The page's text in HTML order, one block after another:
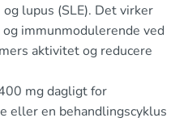
lupus (SLE). Det virker
immunmodulerende ved
aktivitet og reducere
mg dagligt for
eller en behandlingscyklus